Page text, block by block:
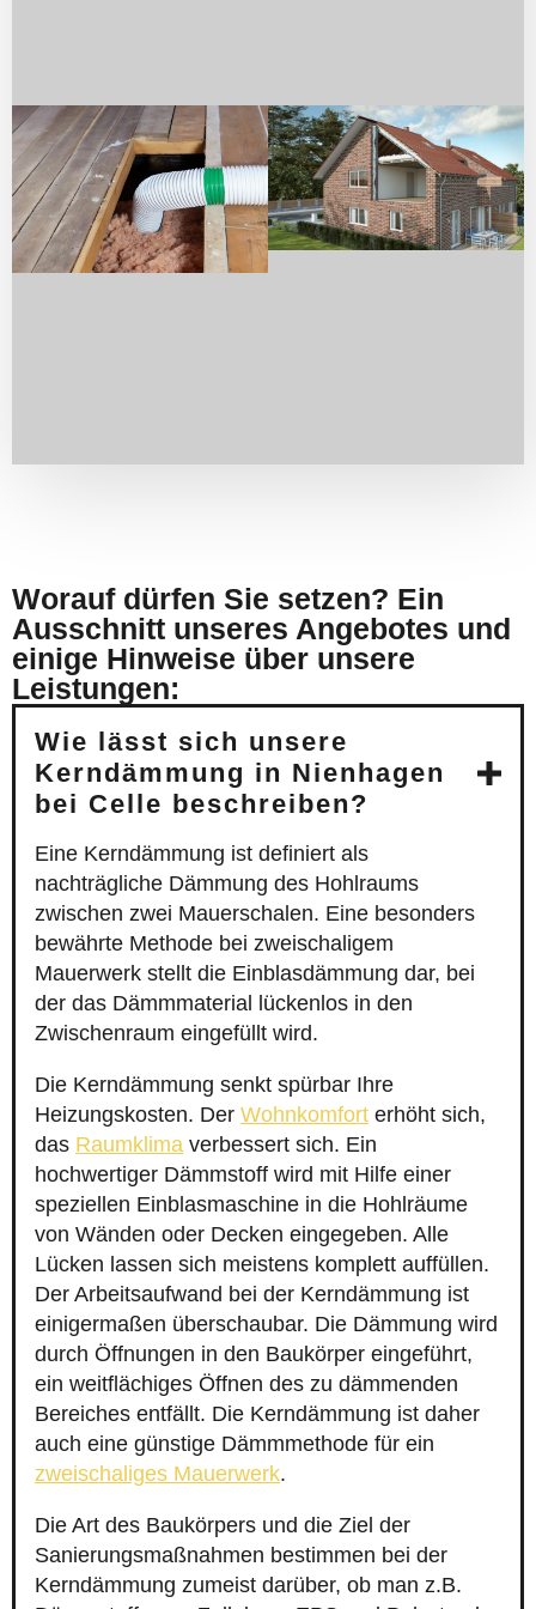
Worauf dürfen Sie setzen? Ein
Ausschnitt unseres Angebotes und
einige Hinweise über unsere
Leistungen:
Wie lässt sich unsere
Kerndämmung in Nienhagen
bei Celle beschreiben?
Eine Kerndämmung ist definiert als
nachträgliche Dämmung des Hohlraums
zwischen zwei Mauerschalen. Eine besonders
bewährte Methode bei zweischaligem
Mauerwerk stellt die Einblasdämmung dar, bei
der das Dämmmaterial lückenlos in den
Zwischenraum eingefüllt wird.
Die Kerndämmung senkt spürbar Ihre
Heizungskosten. Der Wohnkomfort erhöht sich,
das Raumklima verbessert sich. Ein
hochwertiger Dämmstoff wird mit Hilfe einer
speziellen Einblasmaschine in die Hohlräume
von Wänden oder Decken eingegeben. Alle
Lücken lassen sich meistens komplett auffüllen.
Der Arbeitsaufwand bei der Kerndämmung ist
einigermaßen überschaubar. Die Dämmung wird
durch Öffnungen in den Baukörper eingeführt,
ein weitflächiges Öffnen des zu dämmenden
Bereiches entfällt. Die Kerndämmung ist daher
auch eine günstige Dämmmethode für ein
zweischaliges Mauerwerk.
Die Art des Baukörpers und die Ziel der
Sanierungsmaßnahmen bestimmen bei der
Kerndämmung zumeist darüber, ob man z.B.